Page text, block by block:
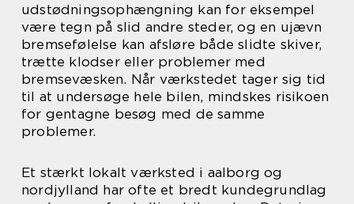
udstødningsophængning kan for eksempel
være tegn på slid andre steder, og en ujævn
bremsefølelse kan afsløre både slidte skiver,
trætte klodser eller problemer med
bremsevæsken. Når værkstedet tager sig tid
til at undersøge hele bilen, mindskes risikoen
for gentagne besøg med de samme
problemer.
Et stærkt lokalt værksted i aalborg og
nordjylland har ofte et bredt kundegrundlag